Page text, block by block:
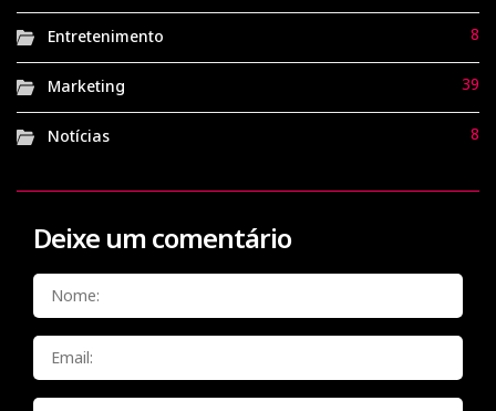
Entretenimento 8
Marketing 39
Notícias 8
Deixe um comentário